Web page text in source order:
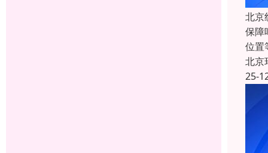
北京
保障
位置
北京
25-